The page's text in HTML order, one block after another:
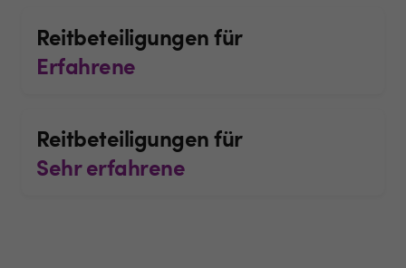
Reitbeteiligungen für
Erfahrene
Reitbeteiligungen für
Sehr erfahrene